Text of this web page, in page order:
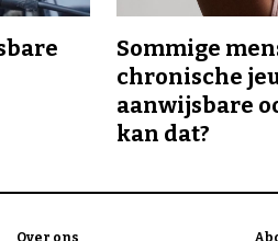
Sommige
chronische
aanwijsbare
kan dat?